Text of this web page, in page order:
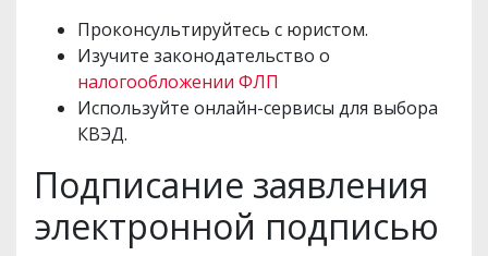
Проконсультируйтесь с юристом.
Изучите законодательство о
налогообложении ФЛП
Используйте онлайн-сервисы для выбора
КВЭД.
Подписание заявления
электронной подписью